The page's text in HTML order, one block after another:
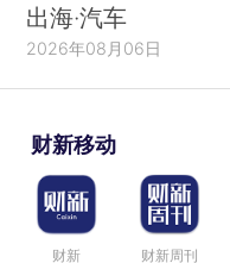
出海·汽车
2026年08月06日
财新移动
财新 财新周刊